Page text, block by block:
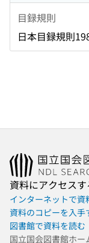
目録規則
日本目録規則
資料にアクセス
インターネットで資
資料のコピーを入手
図書館で資料を読む
国立国会図書館ホー